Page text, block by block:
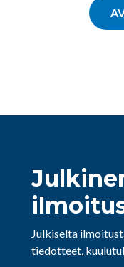
Julkiselta
tiedotteet,